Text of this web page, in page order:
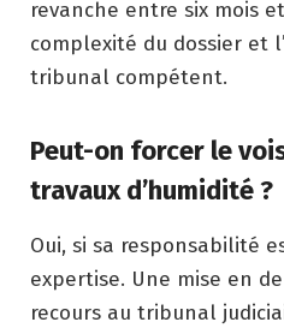
revanche entre six mois
complexité du dossier et
tribunal compétent.
Peut-on forcer le
travaux d’humidité ?
Oui, si sa responsabilité
expertise. Une mise en
recours au tribunal